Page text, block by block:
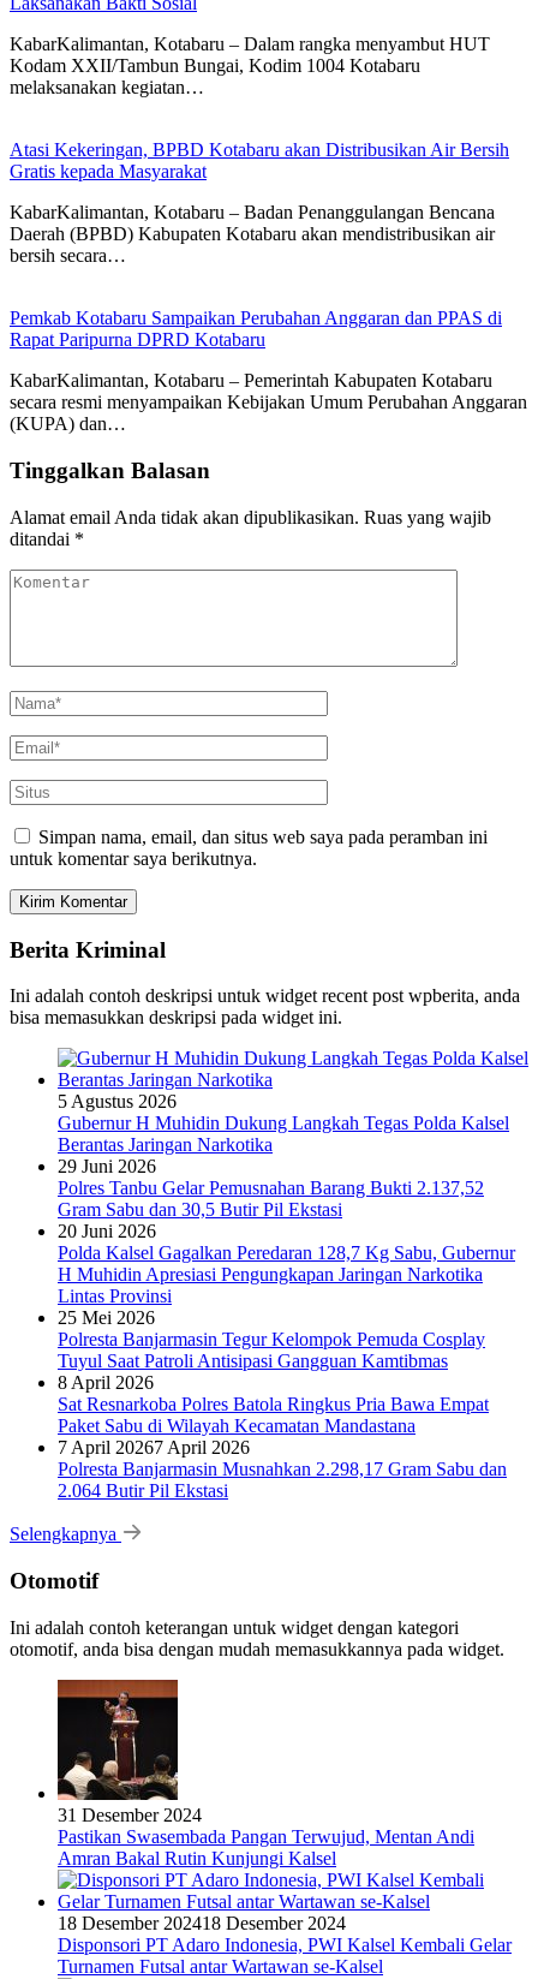
KabarKalimantan, Kotabaru – Dalam rangka menyambut HUT
Kodam XXII/Tambun Bungai, Kodim 1004 Kotabaru
melaksanakan kegiatan…
Atasi Kekeringan, BPBD Kotabaru akan Distribusikan Air Bersih
Gratis kepada Masyarakat
KabarKalimantan, Kotabaru – Badan Penanggulangan Bencana
Daerah (BPBD) Kabupaten Kotabaru akan mendistribusikan air
bersih secara…
Pemkab Kotabaru Sampaikan Perubahan Anggaran dan PPAS di
Rapat Paripurna DPRD Kotabaru
KabarKalimantan, Kotabaru – Pemerintah Kabupaten Kotabaru
secara resmi menyampaikan Kebijakan Umum Perubahan Anggaran
(KUPA) dan…
Tinggalkan Balasan
Alamat email Anda tidak akan dipublikasikan. Ruas yang wajib
ditandai *
Simpan nama, email, dan situs web saya pada peramban ini
untuk komentar saya berikutnya.
Berita Kriminal
Ini adalah contoh deskripsi untuk widget recent post wpberita, anda
bisa memasukkan deskripsi pada widget ini.
5 Agustus 2026
Gubernur H Muhidin Dukung Langkah Tegas Polda Kalsel
Berantas Jaringan Narkotika
29 Juni 2026
Polres Tanbu Gelar Pemusnahan Barang Bukti 2.137,52
Gram Sabu dan 30,5 Butir Pil Ekstasi
20 Juni 2026
Polda Kalsel Gagalkan Peredaran 128,7 Kg Sabu, Gubernur
H Muhidin Apresiasi Pengungkapan Jaringan Narkotika
Lintas Provinsi
25 Mei 2026
Polresta Banjarmasin Tegur Kelompok Pemuda Cosplay
Tuyul Saat Patroli Antisipasi Gangguan Kamtibmas
8 April 2026
Sat Resnarkoba Polres Batola Ringkus Pria Bawa Empat
Paket Sabu di Wilayah Kecamatan Mandastana
7 April 20267 April 2026
Polresta Banjarmasin Musnahkan 2.298,17 Gram Sabu dan
2.064 Butir Pil Ekstasi
Selengkapnya
Otomotif
Ini adalah contoh keterangan untuk widget dengan kategori
otomotif, anda bisa dengan mudah memasukkannya pada widget.
31 Desember 2024
Pastikan Swasembada Pangan Terwujud, Mentan Andi
Amran Bakal Rutin Kunjungi Kalsel
18 Desember 202418 Desember 2024
Disponsori PT Adaro Indonesia, PWI Kalsel Kembali Gelar
Turnamen Futsal antar Wartawan se-Kalsel